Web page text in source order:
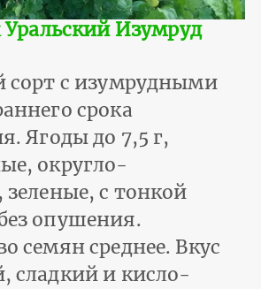
Уральский Изумруд
сорт с изумрудными
срока
Ягоды до 7,5 г,
округло-
с тонкой
опушения.
семян среднее. Вкус
сладкий и кисло-